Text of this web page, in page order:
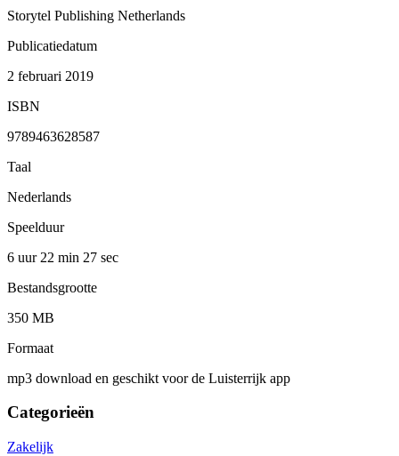
Storytel Publishing Netherlands
Publicatiedatum
2 februari 2019
ISBN
9789463628587
Taal
Nederlands
Speelduur
6 uur 22 min 27 sec
Bestandsgrootte
350 MB
Formaat
mp3 download en geschikt voor de Luisterrijk app
Categorieën
Zakelijk